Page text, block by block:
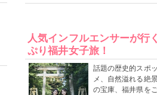
人気インフルエンサーが行
ぷり福井女子旅！
話題の歴史的スポ
メ、自然溢れる絶
の宝庫、福井県をご